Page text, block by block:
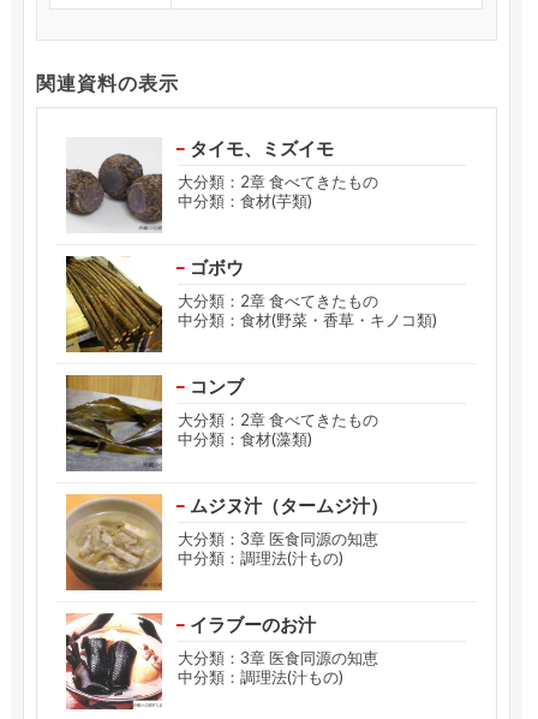
関連資料の表示
タイモ、ミズイモ
大分類：2章 食べてきたもの
中分類：食材(芋類)
ゴボウ
大分類：2章 食べてきたもの
中分類：食材(野菜・香草・キノコ類)
コンブ
大分類：2章 食べてきたもの
中分類：食材(藻類)
ムジヌ汁（タームジ汁）
大分類：3章 医食同源の知恵
中分類：調理法(汁もの)
イラブーのお汁
大分類：3章 医食同源の知恵
中分類：調理法(汁もの)